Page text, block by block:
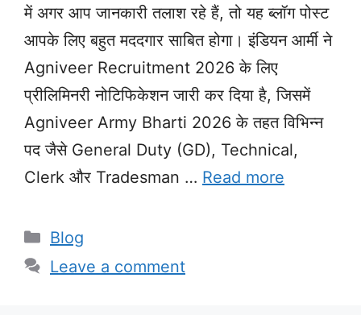
में अगर आप जानकारी तलाश रहे हैं, तो यह ब्लॉग पोस्ट
आपके लिए बहुत मददगार साबित होगा। इंडियन आर्मी ने
Agniveer Recruitment 2026 के लिए
प्रीलिमिनरी नोटिफिकेशन जारी कर दिया है, जिसमें
Agniveer Army Bharti 2026 के तहत विभिन्न
पद जैसे General Duty (GD), Technical,
Clerk और Tradesman … Read more
Categories
Blog
Leave a comment